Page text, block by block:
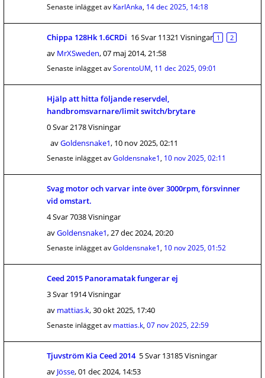
Senaste inlägget av KarlAnka, 14 dec 2025, 14:18
Chippa 128Hk 1.6CRDi 16 Svar 11321 Visningar 1 2
av MrXSweden,07 maj 2014, 21:58
Senaste inlägget avSorentoUM, 11 dec 2025, 09:01
Hjälp att hitta följande reservdel,
handbromsvarnare/limit switch/brytare
0 Svar 2178 Visningar
avGoldensnake1, 10 nov 2025, 02:11
Senaste inlägget avGoldensnake1, 10 nov 2025, 02:11
Svag motor och varvar inte över 3000rpm, försvinner
vid omstart.
4 Svar 7038 Visningar
avGoldensnake1,27 dec 2024, 20:20
Senaste inlägget avGoldensnake1, 10 nov 2025, 01:52
Ceed 2015 Panoramatak fungerar ej
3 Svar 1914 Visningar
av mattias.k,30 okt 2025, 17:40
Senaste inlägget av mattias.k, 07 nov 2025, 22:59
Tjuvström Kia Ceed 2014 5 Svar 13185 Visningar
av Jösse,01 dec 2024, 14:53